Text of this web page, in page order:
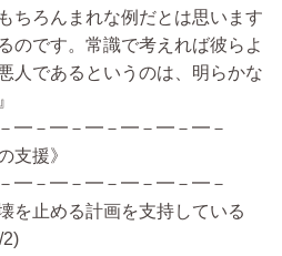
ちろんまれな例だとは思います
のです。常識で考えれば彼らよ
人であるというのは、明らかな
━－━－━－━－━－━－
支援》
━－━－━－━－━－━－
を止める計画を支持している
2)